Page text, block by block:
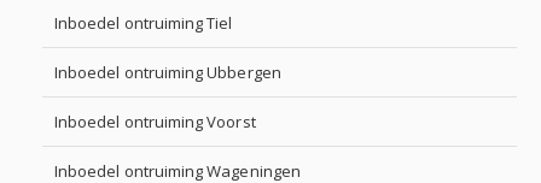
Inboedel ontruiming Tiel
Inboedel ontruiming Ubbergen
Inboedel ontruiming Voorst
Inboedel ontruiming Wageningen